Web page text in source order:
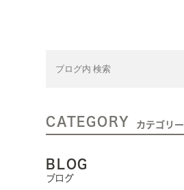
CATEGORY カテゴリー
BLOG
ブログ